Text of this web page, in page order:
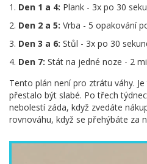
Den 1 a 4: Plank - 3x po 30
Den 2 a 5: Vrba - 5 opakování
Den 3 a 6: Stůl - 3x po 30
Den 7: Stát na jedné noze - 2
Tento plán není pro ztrátu váhy.
přestalo být slabé. Po třech
nebolestí záda, když zvedáte
rovnováhu, když se přehýbáte za